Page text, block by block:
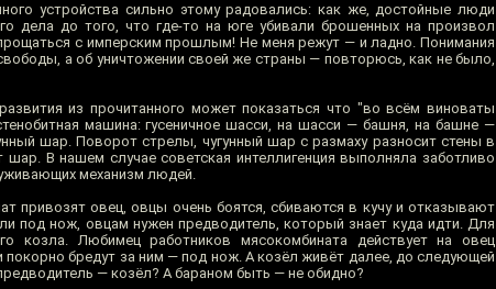
устройства сильно этому радовались: как же, достойные люди
дела до того, что где-то на юге убивали брошенных на произвол
с имперским прошлым! Не меня режут — и ладно. Понимания
а об уничтожении своей же страны — повторюсь, как не было,
из прочитанного может показаться что "во всём виноваты
машина: гусеничное шасси, на шасси — башня, на башне —
шар. Поворот стрелы, чугунный шар с размаху разносит стены в
В нашем случае советская интеллигенция выполняла заботливо
механизм людей.
привозят овец, овцы очень боятся, сбиваются в кучу и отказывают
под нож, овцам нужен предводитель, который знает куда идти. Для
козла. Любимец работников мясокомбината действует на овец
бредут за ним — под нож. А козёл живёт далее, до следующей
— козёл? А бараном быть — не обидно?